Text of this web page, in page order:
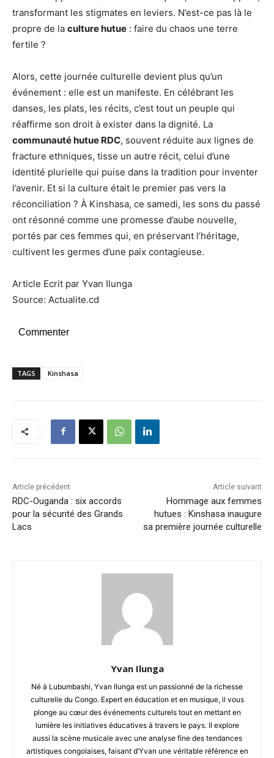
transformant les stigmates en leviers. N’est-ce pas là le
propre de la culture hutue : faire du chaos une terre
fertile ?
Alors, cette journée culturelle devient plus qu’un
événement : elle est un manifeste. En célébrant les
danses, les plats, les récits, c’est tout un peuple qui
réaffirme son droit à exister dans la dignité. La
communauté hutue RDC, souvent réduite aux lignes de
fracture ethniques, tisse un autre récit, celui d’une
identité plurielle qui puise dans la tradition pour inventer
l’avenir. Et si la culture était le premier pas vers la
réconciliation ? À Kinshasa, ce samedi, les sons du passé
ont résonné comme une promesse d’aube nouvelle,
portés par ces femmes qui, en préservant l’héritage,
cultivent les germes d’une paix contagieuse.
Article Ecrit par Yvan Ilunga
Source: Actualite.cd
Commenter
TAGS Kinshasa
Article précédent
RDC-Ouganda : six accords
pour la sécurité des Grands
Lacs
Article suivant
Hommage aux femmes
hutues : Kinshasa inaugure
sa première journée culturelle
Yvan Ilunga
Né à Lubumbashi, Yvan Ilunga est un passionné de la richesse
culturelle du Congo. Expert en éducation et en musique, il vous
plonge au cœur des événements culturels tout en mettant en
lumière les initiatives éducatives à travers le pays. Il explore
aussi la scène musicale avec une analyse fine des tendances
artistiques congolaises, faisant d’Yvan une véritable référence en